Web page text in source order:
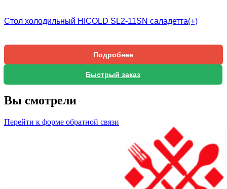
Стол холодильный HICOLD SL2-11SN саладетта(+)
Подробнее
Быстрый заказ
Вы смотрели
Перейти к форме обратной связи